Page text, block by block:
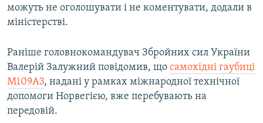
можуть не оголошувати і не коментувати, додали в
міністерстві.
Раніше головнокомандувач Збройних сил України
Валерій Залужний повідомив, що самохідні гаубиці
М109А3, надані у рамках міжнародної технічної
допомоги Норвегією, вже перебувають на
передовій.